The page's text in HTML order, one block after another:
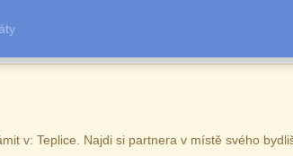
v: Teplice. Najdi si partnera v místě svého